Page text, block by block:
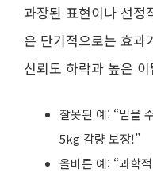
과장된 표현이나 선정
은 단기적으로는 효과
신뢰도 하락과 높은
잘못된 예: “믿을
5kg 감량 보장!”
올바른 예: “과학